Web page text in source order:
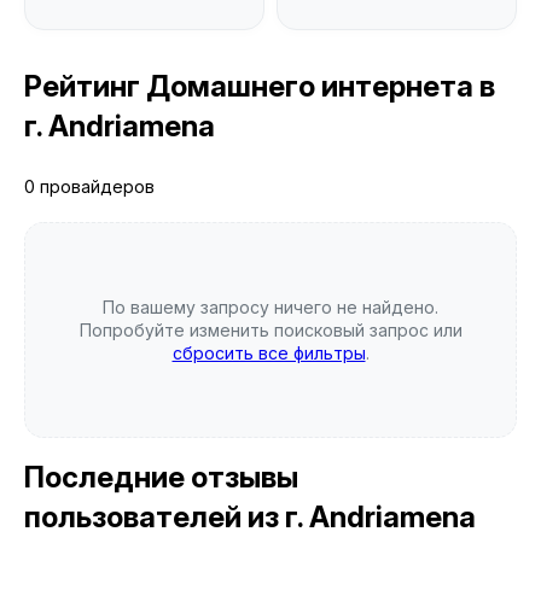
Рейтинг Домашнего интернета в
г. Andriamena
0 провайдеров
По вашему запросу ничего не найдено.
Попробуйте изменить поисковый запрос или
сбросить все фильтры.
Последние отзывы
пользователей из г. Andriamena